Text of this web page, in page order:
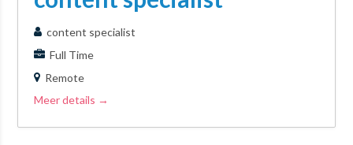
content specialist
Full Time
Remote
Meer details